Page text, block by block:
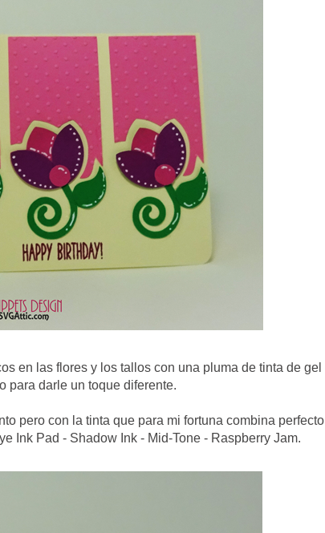
en las flores y los tallos con una pluma de tinta de gel
para darle un toque diferente.
pero con la tinta que para mi fortuna combina perfecto
Ink Pad - Shadow Ink - Mid-Tone - Raspberry Jam.